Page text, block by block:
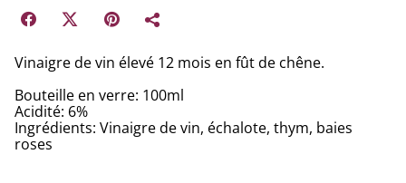
Vinaigre de vin élevé 12 mois en fût de chêne.
Bouteille en verre: 100ml
Acidité: 6%
Ingrédients: Vinaigre de vin, échalote, thym, baies
roses